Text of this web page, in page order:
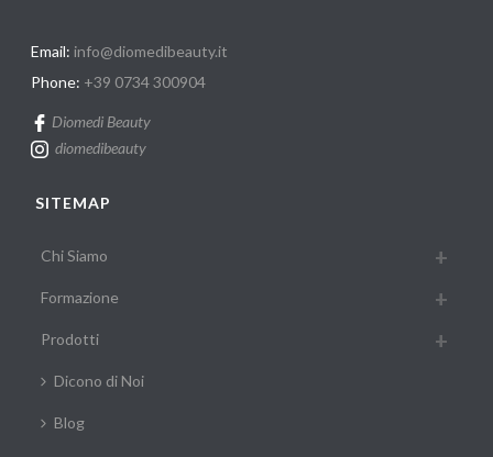
Email: info@diomedibeauty.it
Phone: +39 0734 300904
Diomedi Beauty
diomedibeauty
SITEMAP
Chi Siamo
Formazione
Prodotti
Dicono di Noi
Blog